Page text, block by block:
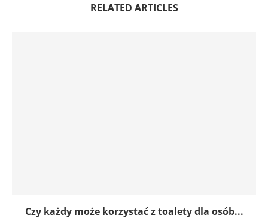
RELATED ARTICLES
Czy każdy może korzystać z toalety dla osób...